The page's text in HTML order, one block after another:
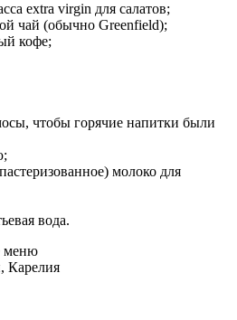
extra virgin для салатов;
чай (обычно Greenfield);
кофе;
чтобы горячие напитки были
молоко для
вода.